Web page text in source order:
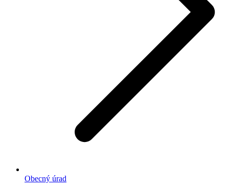
Obecný úrad